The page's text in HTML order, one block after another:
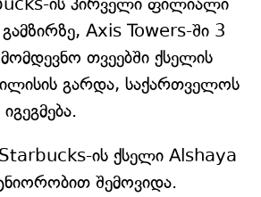
გამზირზე, Axis Towers-ში 3
თვეებში ქსელის
გარდა, საქართველოს
ის ქსელი Alshaya
შემოვიდა.